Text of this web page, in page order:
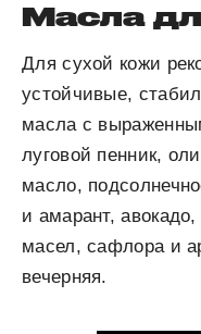
Масла
Для сухой кожи
устойчивые,
масла с
луговой пенник,
масло,
и амарант,
масел, сафлора и
вечерняя.